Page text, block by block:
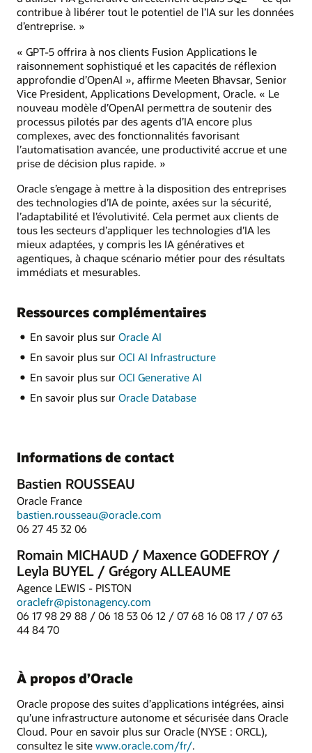
contribue à libérer tout le potentiel de l’IA sur les données
d’entreprise. »
« GPT-5 offrira à nos clients Fusion Applications le
raisonnement sophistiqué et les capacités de réflexion
approfondie d’OpenAI », affirme Meeten Bhavsar, Senior
Vice President, Applications Development, Oracle. « Le
nouveau modèle d’OpenAI permettra de soutenir des
processus pilotés par des agents d’IA encore plus
complexes, avec des fonctionnalités favorisant
l’automatisation avancée, une productivité accrue et une
prise de décision plus rapide. »
Oracle s’engage à mettre à la disposition des entreprises
des technologies d’IA de pointe, axées sur la sécurité,
l’adaptabilité et l’évolutivité. Cela permet aux clients de
tous les secteurs d’appliquer les technologies d’IA les
mieux adaptées, y compris les IA génératives et
agentiques, à chaque scénario métier pour des résultats
immédiats et mesurables.
Ressources complémentaires
En savoir plus sur Oracle AI
En savoir plus sur OCI AI Infrastructure
En savoir plus sur OCI Generative AI
En savoir plus sur Oracle Database
Informations de contact
Bastien ROUSSEAU
Oracle France
bastien.rousseau@oracle.com
06 27 45 32 06
Romain MICHAUD / Maxence GODEFROY /
Leyla BUYEL / Grégory ALLEAUME
Agence LEWIS - PISTON
oraclefr@pistonagency.com
06 17 98 29 88 / 06 18 53 06 12 / 07 68 16 08 17 / 07 63
44 84 70
À propos d’Oracle
Oracle propose des suites d’applications intégrées, ainsi
qu’une infrastructure autonome et sécurisée dans Oracle
Cloud. Pour en savoir plus sur Oracle (NYSE : ORCL),
consultez le site www.oracle.com/fr/.